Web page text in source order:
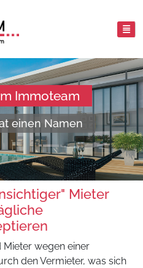
Immoteam
einen Namen
Mieter
Mieter wegen einer
den Vermieter, was sich